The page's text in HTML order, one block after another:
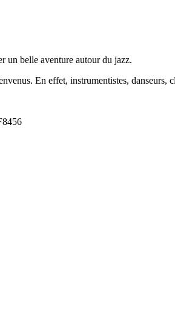
un belle aventure autour du jazz.
En effet, instrumentistes,